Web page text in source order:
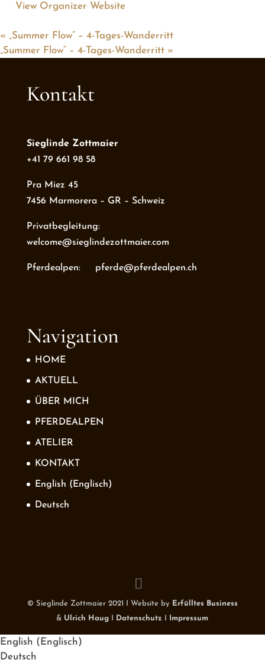
View Organizer Website
« „Summer Flow“ – 4-Tages-Wanderritt
„Summer Flow“ – 4-Tages-Wanderritt »
Kontakt
Sieglinde Zottmaier
+41 79 661 98 58
Pra Miez 45
7456 Marmorera – GR – Schweiz
Privatbegleitung:
welcome@sieglindezottmaier.com
Pferdealpen: pferde@pferdealpen.ch
Navigation
HOME
AKTUELL
ÜBER MICH
PFERDEALPEN
ATELIER
KONTAKT
English ( Englisch)
Deutsch
© Sieglinde Zottmaier 2021 I Website by
Erfülltes Business
& Ulrich Haug Datenschutz Impressum
English ( Englisch)
Deutsch